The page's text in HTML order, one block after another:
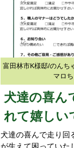
富田林市K様邸/のんち
マロ
犬達の喜ん
れて嬉しい
犬達の喜んで走り回
が生えて困っていた